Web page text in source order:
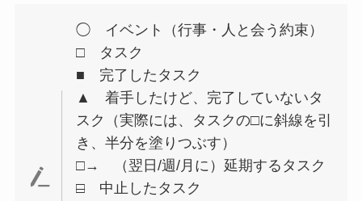
◯ イベント（行事・人と会う約束）
□ タスク
■ 完了したタスク
▲ 着手したけど、完了していないタ
スク（実際には、タスクの□に斜線を引
き、半分を塗りつぶす）
□→ （翌日/週/月に）延期するタスク
□ 中止したタスク